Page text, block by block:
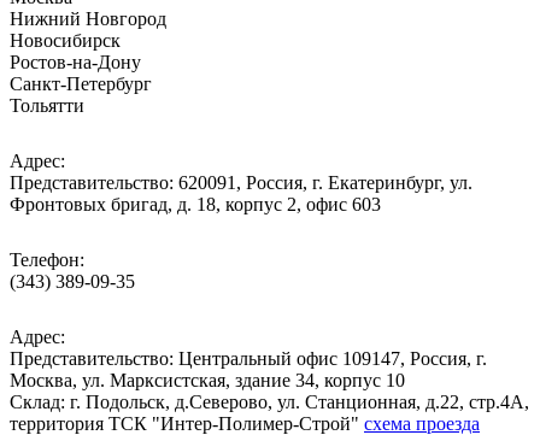
Нижний Новгород
Новосибирск
Ростов-на-Дону
Санкт-Петербург
Тольятти
Адрес:
Представительство: 620091, Россия, г. Екатеринбург, ул.
Фронтовых бригад, д. 18, корпус 2, офис 603
Телефон:
(343) 389-09-35
Адрес:
Представительство: Центральный офис 109147, Россия, г.
Москва, ул. Марксистская, здание 34, корпус 10
Cклад: г. Подольск, д.Северово, ул. Станционная, д.22, стр.4А,
территория ТСК "Интер-Полимер-Строй" схема проезда